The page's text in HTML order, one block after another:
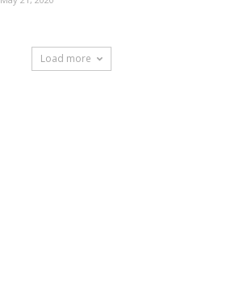
Load more